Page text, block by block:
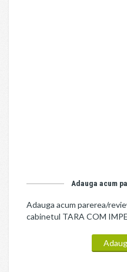
Adauga acum
Adauga acum parerea/
cabinetul TARA COM